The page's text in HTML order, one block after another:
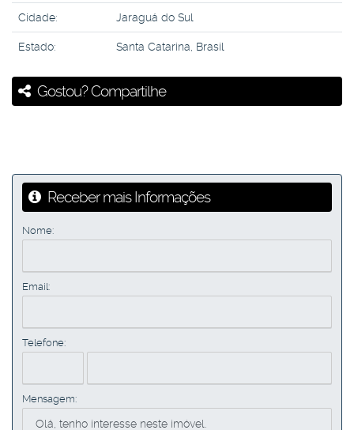
Cidade: Jaraguá do Sul
Estado: Santa Catarina, Brasil
Gostou? Compartilhe
Receber mais Informações
Nome:
Email:
Telefone:
Mensagem: